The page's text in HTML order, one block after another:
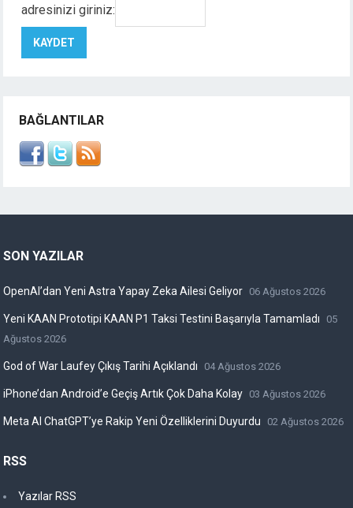
adresinizi giriniz:
BAĞLANTILAR
SON YAZILAR
OpenAI’dan Yeni Astra Yapay Zeka Ailesi Geliyor 06 Ağustos 2026
Yeni KAAN Prototipi KAAN P1 Taksi Testini Başarıyla Tamamladı
05
Ağustos 2026
God of War Laufey Çıkış Tarihi Açıklandı 04 Ağustos 2026
iPhone’dan Android’e Geçiş Artık Çok Daha Kolay 03 Ağustos 2026
Meta AI ChatGPT’ye Rakip Yeni Özelliklerini Duyurdu 02 Ağustos 2026
RSS
Yazılar RSS